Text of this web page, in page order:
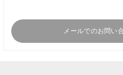
メールでのお問い